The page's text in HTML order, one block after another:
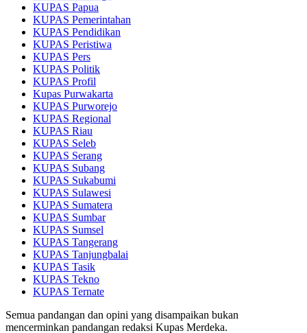
KUPAS Papua
KUPAS Pemerintahan
KUPAS Pendidikan
KUPAS Peristiwa
KUPAS Pers
KUPAS Politik
KUPAS Profil
Kupas Purwakarta
KUPAS Purworejo
KUPAS Regional
KUPAS Riau
KUPAS Seleb
KUPAS Serang
KUPAS Subang
KUPAS Sukabumi
KUPAS Sulawesi
KUPAS Sumatera
KUPAS Sumbar
KUPAS Sumsel
KUPAS Tangerang
KUPAS Tanjungbalai
KUPAS Tasik
KUPAS Tekno
KUPAS Ternate
Semua pandangan dan opini yang disampaikan bukan
mencerminkan pandangan redaksi Kupas Merdeka.